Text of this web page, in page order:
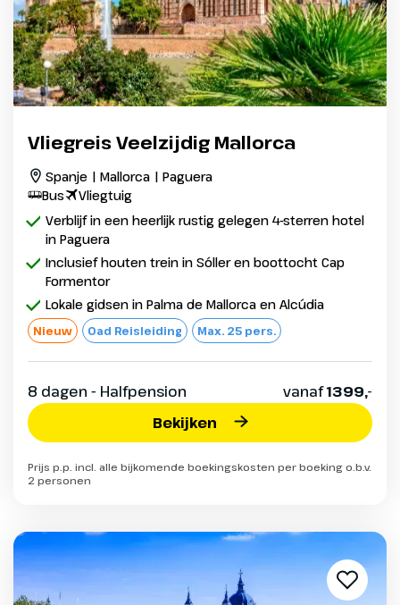
Vliegreis Veelzijdig Mallorca
Spanje | Mallorca | Paguera
Bus
Vliegtuig
Verblijf in een heerlijk rustig gelegen 4-sterren hotel
in Paguera
Inclusief houten trein in Sóller en boottocht Cap
Formentor
Lokale gidsen in Palma de Mallorca en Alcúdia
Nieuw Oad Reisleiding Max. 25 pers.
8 dagen - Halfpension vanaf1399,-
Bekijken
Prijs p.p. incl. alle bijkomende boekingskosten per boeking o.b.v.
2 personen